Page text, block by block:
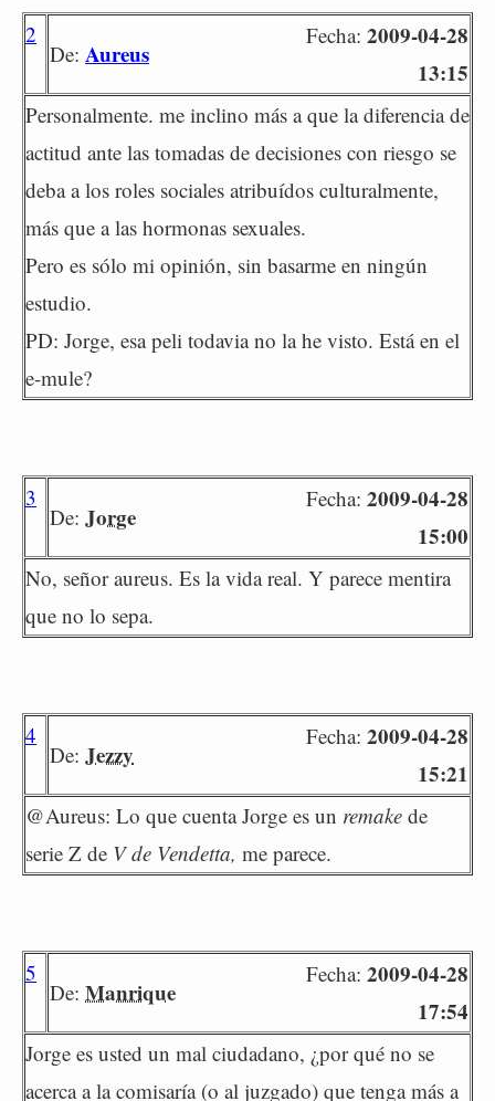
2
De: Aureus
Fecha: 2009-04-28
13:15
Personalmente. me inclino más a que la diferencia de
actitud ante las tomadas de decisiones con riesgo se
deba a los roles sociales atribuídos culturalmente,
más que a las hormonas sexuales.
Pero es sólo mi opinión, sin basarme en ningún
estudio.
PD: Jorge, esa peli todavia no la he visto. Está en el
e-mule?
3
De: Jorge
Fecha: 2009-04-28
15:00
No, señor aureus. Es la vida real. Y parece mentira
que no lo sepa.
4
De: Jezzy
Fecha: 2009-04-28
15:21
@Aureus: Lo que cuenta Jorge es un remake de
serie Z de V de Vendetta, me parece.
5
De: Manrique
Fecha: 2009-04-28
17:54
Jorge es usted un mal ciudadano, ¿por qué no se
acerca a la comisaría (o al juzgado) que tenga más a